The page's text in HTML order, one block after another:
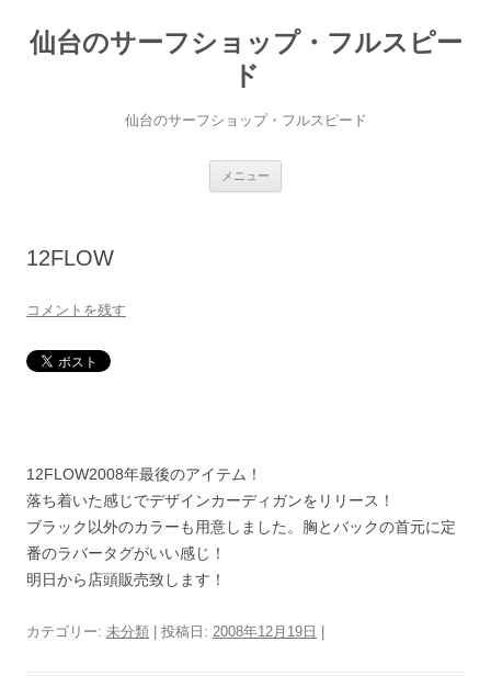
仙台のサーフショップ・フルスピー
ド
仙台のサーフショップ・フルスピード
メニュー
12FLOW
コメントを残す
12FLOW2008年最後のアイテム！
落ち着いた感じでデザインカーディガンをリリース！
ブラック以外のカラーも用意しました。胸とバックの首元に定
番のラバータグがいい感じ！
明日から店頭販売致します！
カテゴリー: 未分類 | 投稿日: 2008年12月19日